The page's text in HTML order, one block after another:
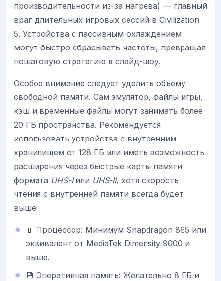
производительности из-за нагрева) — главный
враг длительных игровых сессий в Civilization
5. Устройства с пассивным охлаждением
могут быстро сбрасывать частоты, превращая
пошаговую стратегию в слайд-шоу.
Особое внимание следует уделить объему
свободной памяти. Сам эмулятор, файлы игры,
кэш и временные файлы могут занимать более
20 ГБ пространства. Рекомендуется
использовать устройства с внутренним
хранилищем от 128 ГБ или иметь возможность
расширения через быстрые карты памяти
формата UHS-Iили UHS-II, хотя скорость
чтения с внутренней памяти всегда будет
выше.
📱 Процессор: Минимум Snapdragon 865 или
эквивалент от MediaTek Dimensity 9000 и
выше.
💾 Оперативная память: Желательно 8 ГБ и